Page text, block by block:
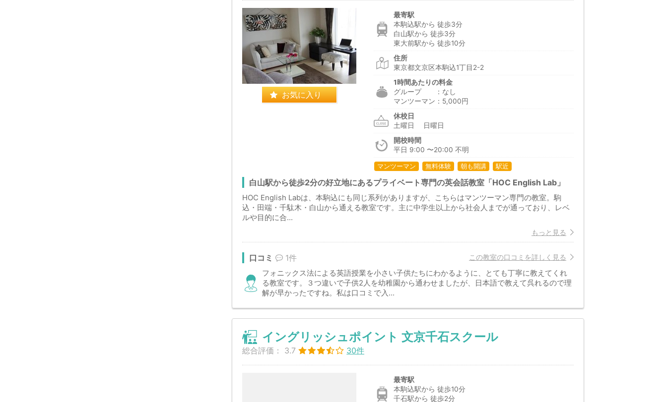
お気に入り
最寄駅
本駒込駅から 徒歩3分
白山駅から 徒歩3分
東大前駅から 徒歩10分
住所
東京都文京区本駒込1丁目2-2
1時間あたりの料金
グループ ：なし
マンツーマン：5,000円
休校日
土曜日 日曜日
開校時間
平日 9:00 〜20:00 不明
マンツーマン 無料体験 朝も開講 駅近
白山駅から徒歩2分の好立地にあるプライベート専門の英会話教室「HOC English Lab」
HOC English Labは、本駒込にも同じ系列がありますが、こちらはマンツーマン専門の教室。駒
込・田端・千駄木・白山から通える教室です。主に中学生以上から社会人までが通っており、レベ
ルや目的に合...
もっと見る
この教室の口コミを詳しく見る
口コミ 1件
フォニックス法による英語授業を小さい子供たちにわかるように、とても丁寧に教えてくれ
る教室です。３つ違いで子供2人を幼稚園から通わせましたが、日本語で教えて呉れるので理
解が早かったですね。私は口コミで入...
イングリッシュポイント 文京千石スクール
総合評価： 3.7 30件
最寄駅
本駒込駅から 徒歩10分
千石駅から 徒歩2分